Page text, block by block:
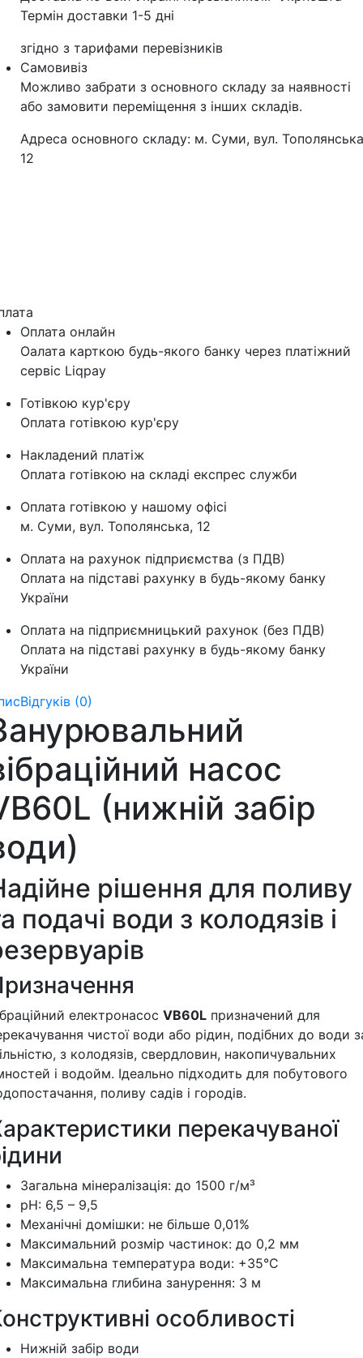
Термін доставки 1-5 дні
згідно з тарифами перевізників
Самовивіз
Можливо забрати з основного складу за наявності
або замовити переміщення з інших складів.
Адреса основного складу: м. Суми, вул.
12
Оплата онлайн
Оалата карткою будь-якого банку через платіжний
сервіс Liqpay
Готівкою кур'єру
Оплата готівкою кур'єру
Накладений платіж
Оплата готівкою на складі експрес служби
Оплата готівкою у нашому офісі
м. Суми, вул. Тополянська, 12
Оплата на рахунок підприємства (з ПДВ)
Оплата на підставі рахунку в будь-якому банку
України
Оплата на підприємницький рахунок (без ПДВ)
Оплата на підставі рахунку в будь-якому банку
України
Відгуків (0)
насос
(нижній забір
рішення для поливу
подачі води з колодязів і
електронасос VB60L призначений для
чистої води або рідин, подібних до води
з колодязів, свердловин, накопичувальних
і водойм. Ідеально підходить для побутового
поливу садів і городів.
перекачуваної
Загальна мінералізація: до 1500 г/м³
pH: 6,5 – 9,5
Механічні домішки: не більше 0,01%
Максимальний розмір частинок: до 0,2 мм
Максимальна температура води: +35°C
Максимальна глибина занурення: 3 м
особливості
Нижній забір води